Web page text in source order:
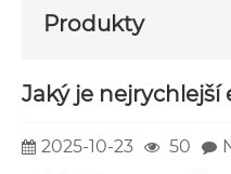
Produkty
Jaký je
2025-10-23 50